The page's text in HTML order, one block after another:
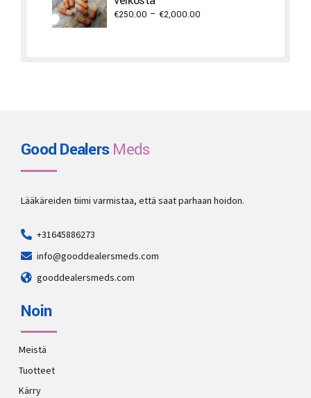
€250.00 – €2,000.00
Good DealersMeds
Lääkäreiden tiimi varmistaa, että saat parhaan hoidon.
+31645886273
info@gooddealersmeds.com
gooddealersmeds.com
Noin
Meistä
Tuotteet
Kärry